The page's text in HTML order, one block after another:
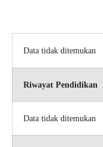
Data tidak ditemukan
Riwayat Pendidikan
Data tidak ditemukan